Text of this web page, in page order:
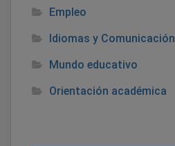
Empleo
Idiomas y Comunicación
Mundo educativo
Orientación académica